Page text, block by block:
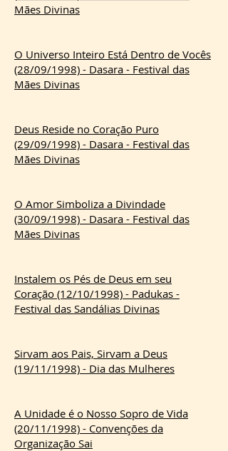
Mães Divinas
O Universo Inteiro Está Dentro de Vocês
(28/09/1998) - Dasara - Festival das
Mães Divinas
Deus Reside no Coração Puro
(29/09/1998) - Dasara - Festival das
Mães Divinas
O Amor Simboliza a Divindade
(30/09/1998) - Dasara - Festival das
Mães Divinas
Instalem os Pés de Deus em seu
Coração (12/10/1998) - Padukas -
Festival das Sandálias Divinas
Sirvam aos Pais, Sirvam a Deus
(19/11/1998) - Dia das Mulheres
A Unidade é o Nosso Sopro de Vida
(20/11/1998) - Convenções da
Organização Sai